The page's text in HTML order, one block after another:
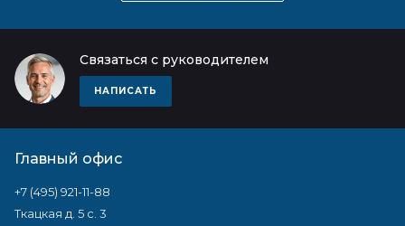
Связаться с руководителем
НАПИСАТЬ
Главный офис
+7 (495) 921-11-88
Ткацкая д. 5 с. 3